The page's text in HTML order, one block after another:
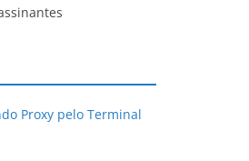
Proxy pelo Terminal